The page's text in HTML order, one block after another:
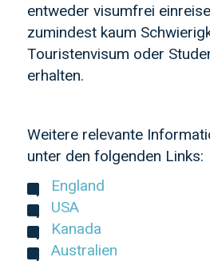
entweder visumfrei
zumindest kaum
Touristenvisum oder
erhalten.
Weitere relevante
unter den folgenden Links:
England
USA
Kanada
Australien